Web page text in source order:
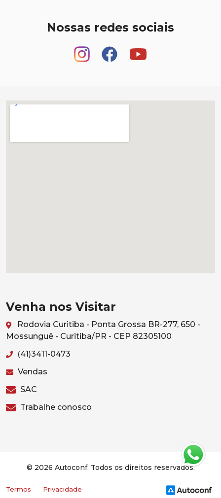
Nossas redes sociais
Venha nos Visitar
Rodovia Curitiba - Ponta Grossa BR-277, 650 -
Mossunguê - Curitiba/PR - CEP 82305100
(41)3411-0473
Vendas
SAC
Trabalhe conosco
© 2026 Autoconf. Todos os direitos reservados.
Termos Privacidade